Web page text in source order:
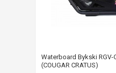
Waterboard Bykski RGV-
(COUGAR CRATUS)